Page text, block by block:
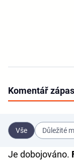
Komentář
Vše Důležité
Je dobojováno.